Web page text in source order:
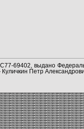
69402, выдано
Петр